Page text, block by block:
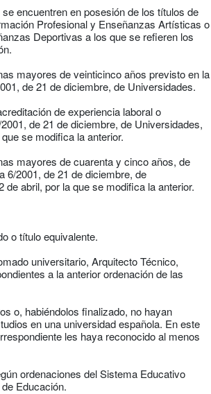
encuentren en posesión de los títulos de
Profesional y Enseñanzas Artísticas o
Deportivas a los que se refieren los
mayores de veinticinco años previsto en la
de 21 de diciembre, de Universidades.
de experiencia laboral o
de 21 de diciembre, de Universidades,
se modifica la anterior.
mayores de cuarenta y cinco años, de
6/2001, de 21 de diciembre, de
abril, por la que se modifica la anterior.
o título equivalente.
universitario, Arquitecto Técnico,
a la anterior ordenación de las
o, habiéndolos finalizado, no hayan
en una universidad española. En este
les haya reconocido al menos
ordenaciones del Sistema Educativo
Educación.